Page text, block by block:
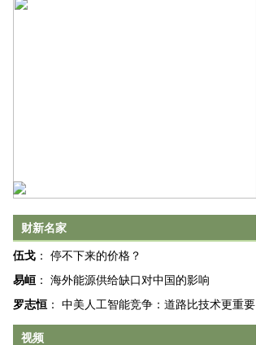
财新名家
伍戈 ： 停不下来的价格？
易峘 ： 海外能源供给缺口对中国的影响
罗志恒 ： 中美人工智能竞争：道路比技术更重要
视频